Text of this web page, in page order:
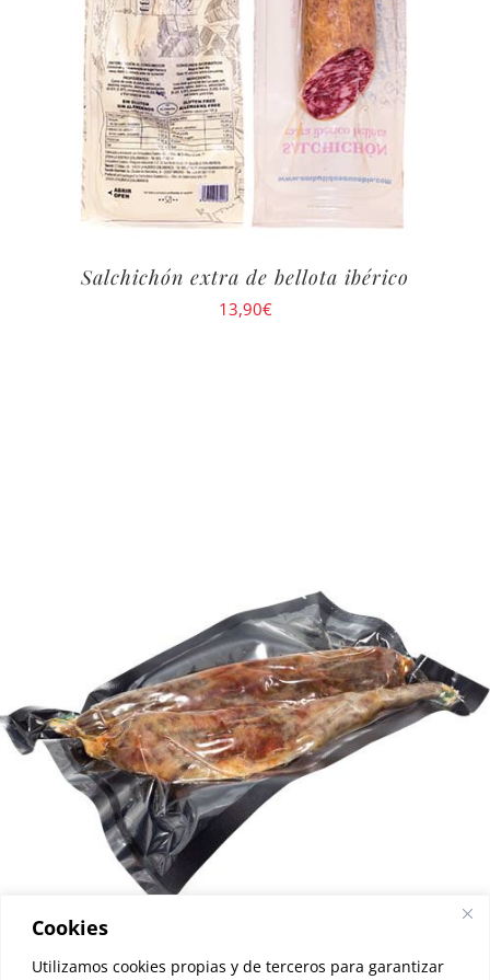
Cookies
Utilizamos cookies propias y de terceros para garantizar
Salchichón extra de bellota ibérico
13,90€